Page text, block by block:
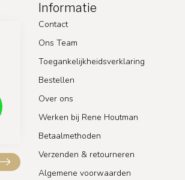
Informatie
Contact
Ons Team
Toegankelijkheidsverklaring
Bestellen
Over ons
Werken bij Rene Houtman
Betaalmethoden
Verzenden & retourneren
Algemene voorwaarden